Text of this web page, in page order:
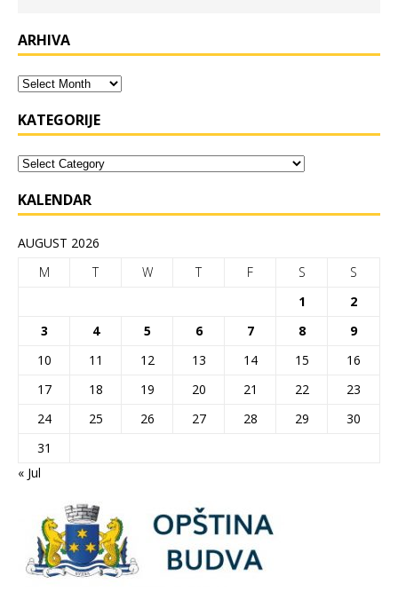
ARHIVA
KATEGORIJE
KALENDAR
AUGUST 2026
M
T W T F S
S
1
2
3
4 5 6 7 8
9
10
11 12 13 14 15
16
17
18 19 20 21 22
23
24
25 26 27 28 29
30
31
« Jul